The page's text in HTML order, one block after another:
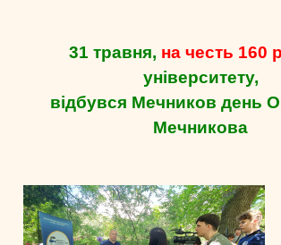
31 травня, на честь 160
університету,
відбувся Мечников день
Мечникова